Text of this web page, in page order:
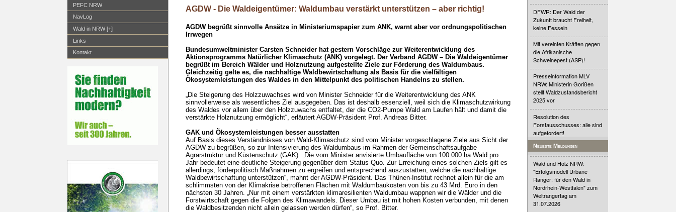
PEFC NRW
NavLog
Wald in NRW [+]
Links
Kontakt
AGDW - Die Waldeigentümer: Waldumbau verstärkt unterstützen – aber richtig!
AGDW begrüßt sinnvolle Ansätze in Ministeriumspapier zum ANK, warnt aber vor ordnungspolitischen
Irrwegen
Bundesumweltminister Carsten Schneider hat gestern Vorschläge zur Weiterentwicklung des
Aktionsprogramms Natürlicher Klimaschutz (ANK) vorgelegt. Der Verband AGDW – Die Waldeigentümer
begrüßt im Bereich Wälder und Holznutzung aufgestellte Ziele zur Förderung des Waldumbaus.
Gleichzeitig gelte es, die nachhaltige Waldbewirtschaftung als Basis für die vielfältigen
Ökosystemleistungen des Waldes in den Mittelpunkt des politischen Handelns zu stellen.
„Die Steigerung des Holzzuwachses wird von Minister Schneider für die Weiterentwicklung des ANK
sinnvollerweise als wesentliches Ziel ausgegeben. Das ist deshalb essenziell, weil sich die Klimaschutzwirkung
des Waldes vor allem über den Holzzuwachs entfaltet, der die CO2-Pumpe Wald am Laufen hält und damit die
verstärkte Holznutzung ermöglicht“, erläutert AGDW-Präsident Prof. Andreas Bitter.
GAK und Ökosystemleistungen besser ausstatten
Auf Basis dieses Verständnisses von Wald-Klimaschutz sind vom Minister vorgeschlagene Ziele aus Sicht der
AGDW zu begrüßen, so zur Intensivierung des Waldumbaus im Rahmen der Gemeinschaftsaufgabe
Agrarstruktur und Küstenschutz (GAK). „Die vom Minister anvisierte Umbaufläche von 100.000 ha Wald pro
Jahr bedeutet eine deutliche Steigerung gegenüber dem Status Quo. Zur Erreichung eines solchen Ziels gilt es
allerdings, förderpolitisch Maßnahmen zu ergreifen und entsprechend auszustatten, welche die nachhaltige
Waldbewirtschaftung unterstützen“, mahnt der AGDW-Präsident. Das Thünen-Institut rechnet allein für die am
schlimmsten von der Klimakrise betroffenen Flächen mit Waldumbaukosten von bis zu 43 Mrd. Euro in den
nächsten 30 Jahren. „Nur mit einem verstärkten klimaresilienten Waldumbau wappnen wir die Wälder und die
Forstwirtschaft gegen die Folgen des Klimawandels. Dieser Umbau ist mit hohen Kosten verbunden, mit denen
die Waldbesitzenden nicht allein gelassen werden dürfen“, so Prof. Bitter.
DFWR: Der Wald der
Zukunft braucht Freiheit,
keine Fesseln
Mit vereinten Kräften gegen
die Afrikanische
Schweinepest (ASP)!
Presseinformation MLV
NRW: Ministerin Gorißen
stellt Waldzustandsbericht
2025 vor
Resolution des
Forstausschusses: alle sind
aufgefordert!
Neueste Meldungen
Wald und Holz NRW:
"Erfolgsmodell Urbane
Ranger: für den Wald in
Nordrhein-Westfalen" zum
Weltrangertag am
31.07.2026